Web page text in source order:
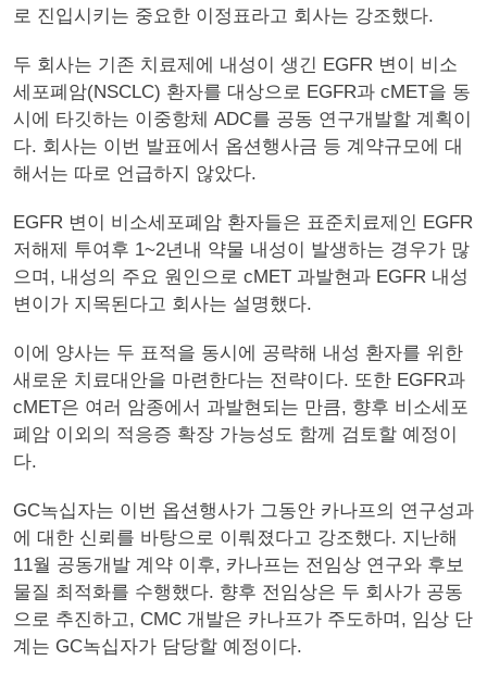
로 진입시키는 중요한 이정표라고 회사는 강조했다.
두 회사는 기존 치료제에 내성이 생긴 EGFR 변이 비소
세포폐암(NSCLC) 환자를 대상으로 EGFR과 cMET을 동
시에 타깃하는 이중항체 ADC를 공동 연구개발할 계획이
다. 회사는 이번 발표에서 옵션행사금 등 계약규모에 대
해서는 따로 언급하지 않았다.
EGFR 변이 비소세포폐암 환자들은 표준치료제인 EGFR
저해제 투여후 1~2년내 약물 내성이 발생하는 경우가 많
으며, 내성의 주요 원인으로 cMET 과발현과 EGFR 내성
변이가 지목된다고 회사는 설명했다.
이에 양사는 두 표적을 동시에 공략해 내성 환자를 위한
새로운 치료대안을 마련한다는 전략이다. 또한 EGFR과
cMET은 여러 암종에서 과발현되는 만큼, 향후 비소세포
폐암 이외의 적응증 확장 가능성도 함께 검토할 예정이
다.
GC녹십자는 이번 옵션행사가 그동안 카나프의 연구성과
에 대한 신뢰를 바탕으로 이뤄졌다고 강조했다. 지난해
11월 공동개발 계약 이후, 카나프는 전임상 연구와 후보
물질 최적화를 수행했다. 향후 전임상은 두 회사가 공동
으로 추진하고, CMC 개발은 카나프가 주도하며, 임상 단
계는 GC녹십자가 담당할 예정이다.